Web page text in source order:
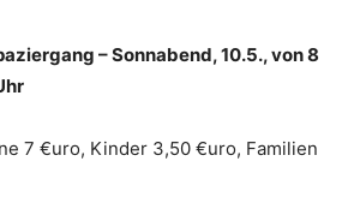
– Sonnabend, 10.5., von 8
7 €uro, Kinder 3,50 €uro, Familien